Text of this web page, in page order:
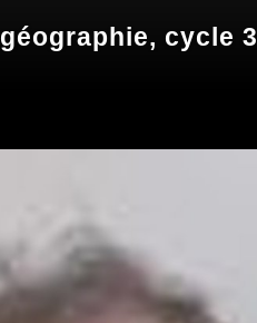
cycle 3